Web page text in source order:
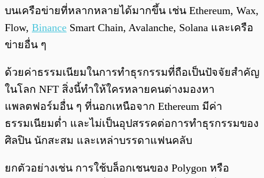
บนเครือข่ายที่หลากหลายได้มากขึ้น เช่น Ethereum, Wax,
Flow, Binance Smart Chain, Avalanche, Solana และเครือ
ข่ายอื่น ๆ
ด้วยค่าธรรมเนียมในการทำธุรกรรมที่ถือเป็นปัจจัยสำคัญ
ในโลก NFT สิ่งนี้ทำให้ใครหลายคนต่างมองหา
แพลตฟอร์มอื่น ๆ ที่นอกเหนือจาก Ethereum มีค่า
ธรรมเนียมต่ำ และไม่เป็นอุปสรรคต่อการทำธุรกรรมของ
ศิลปิน นักสะสม และเหล่าบรรดาแฟนคลับ
ยกตัวอย่างเช่น การใช้บล็อกเชนของ Polygon หรือ